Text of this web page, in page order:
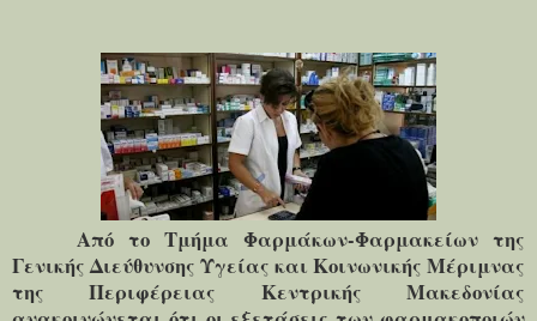
Από το Τμήμα Φαρμάκων-Φαρμακείων της
Γενικής Διεύθυνσης Υγείας και Κοινωνικής Μέριμνας
της Περιφέρειας Κεντρικής Μακεδονίας